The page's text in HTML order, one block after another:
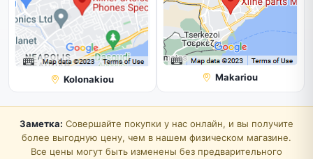
Kolonakiou Makariou
Заметка: Совершайте покупки у нас онлайн, и вы получите
более выгодную цену, чем в нашем физическом магазине.
Все цены могут быть изменены без предварительного